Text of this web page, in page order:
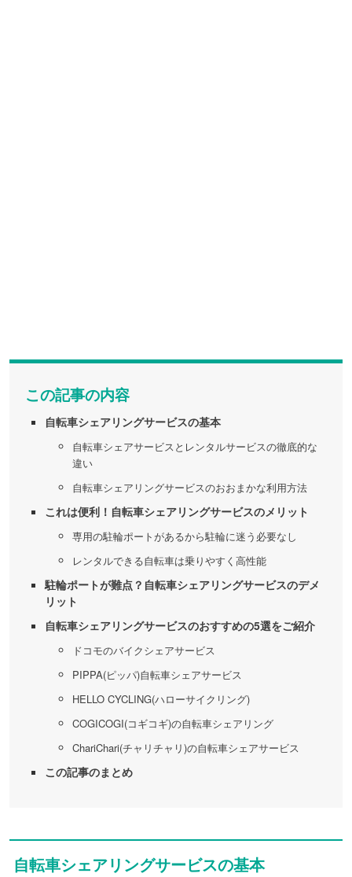
この記事の内容
自転車シェアリングサービスの基本
自転車シェアサービスとレンタルサービスの徹底的な
違い
自転車シェアリングサービスのおおまかな利用方法
これは便利！自転車シェアリングサービスのメリット
専用の駐輪ポートがあるから駐輪に迷う必要なし
レンタルできる自転車は乗りやすく高性能
駐輪ポートが難点？自転車シェアリングサービスのデメ
リット
自転車シェアリングサービスのおすすめの5選をご紹介
ドコモのバイクシェアサービス
PIPPA(ピッパ)自転車シェアサービス
HELLO CYCLING(ハローサイクリング)
COGICOGI(コギコギ)の自転車シェアリング
ChariChari(チャリチャリ)の自転車シェアサービス
この記事のまとめ
自転車シェアリングサービスの基本